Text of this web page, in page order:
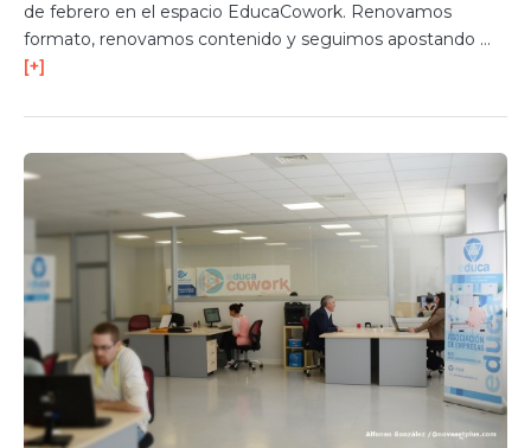
de febrero en el espacio EducaCowork. Renovamos
formato, renovamos contenido y seguimos apostando …
[+]